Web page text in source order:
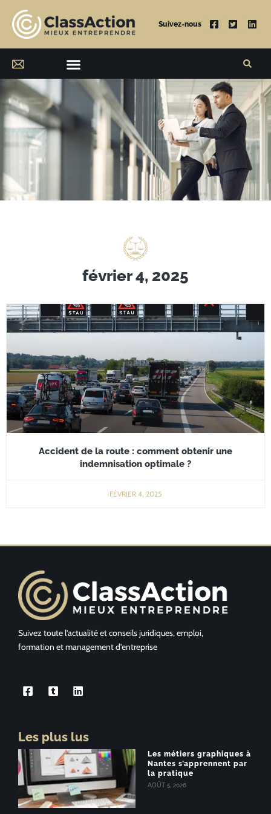
Suivez-nous
février 4, 2025
Accident de la route : comment obtenir une
indemnisation optimale ?
FÉVRIER 4, 2025
Suivez toute l’actualité et conseils juridiques, emploi,
formation et management d’entreprise
Les plus lus
Les métiers graphiques à
Nantes s’apprennent par
la pratique
AOÛT 5, 2026